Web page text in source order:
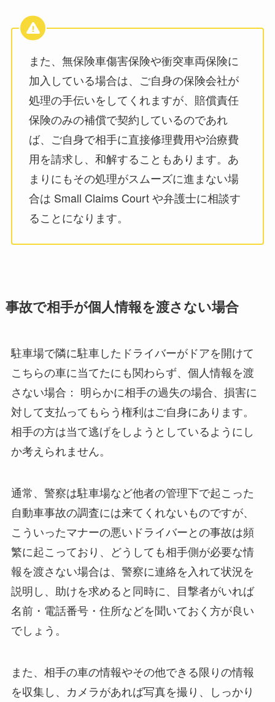
また、無保険車傷害保険や衝突車両保険に
加入している場合は、ご自身の保険会社が
処理の手伝いをしてくれますが、賠償責任
保険のみの補償で契約しているのであれ
ば、ご自身で相手に直接修理費用や治療費
用を請求し、和解することもあります。あ
まりにもその処理がスムーズに進まない場
合は Small Claims Court や弁護士に相談す
ることになります。
事故で相手が個人情報を渡さない場合
駐車場で隣に駐車したドライバーがドアを開けて
こちらの車に当てたにも関わらず、個人情報を渡
さない場合： 明らかに相手の過失の場合、損害に
対して支払ってもらう権利はご自身にあります。
相手の方は当て逃げをしようとしているようにし
か考えられません。
通常、警察は駐車場など他者の管理下で起こった
自動車事故の調査には来てくれないものですが、
こういったマナーの悪いドライバーとの事故は頻
繁に起こっており、どうしても相手側が必要な情
報を渡さない場合は、警察に連絡を入れて状況を
説明し、助けを求めると同時に、目撃者がいれば
名前・電話番号・住所などを聞いておく方が良い
でしょう。
また、相手の車の情報やその他できる限りの情報
を収集し、カメラがあれば写真を撮り、しっかり